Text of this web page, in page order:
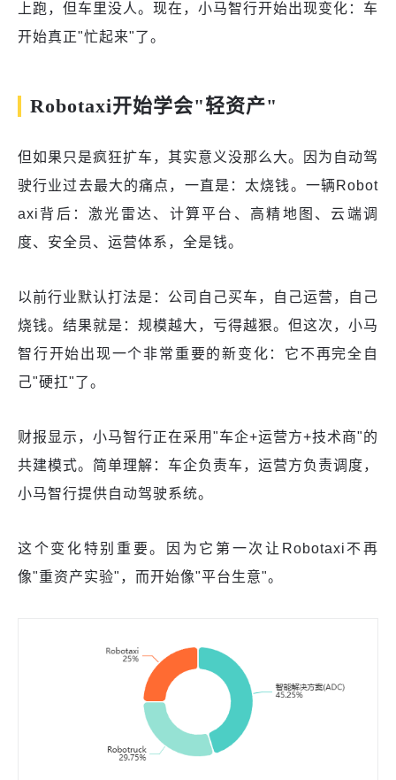
上跑，但车里没人。现在，小马智行开始出现变化：车
开始真正"忙起来"了。
Robotaxi开始学会"轻资产"
但如果只是疯狂扩车，其实意义没那么大。因为自动驾
驶行业过去最大的痛点，一直是：太烧钱。一辆Robot
axi背后：激光雷达、计算平台、高精地图、云端调
度、安全员、运营体系，全是钱。
以前行业默认打法是：公司自己买车，自己运营，自己
烧钱。结果就是：规模越大，亏得越狠。但这次，小马
智行开始出现一个非常重要的新变化：它不再完全自
己"硬扛"了。
财报显示，小马智行正在采用"车企+运营方+技术商"的
共建模式。简单理解：车企负责车，运营方负责调度，
小马智行提供自动驾驶系统。
这个变化特别重要。因为它第一次让Robotaxi不再
像"重资产实验"，而开始像"平台生意"。